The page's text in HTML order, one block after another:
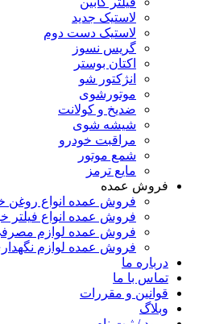
لاستیک جدید
لاستیک دست دوم
گریس نسوز
اکتان بوستر
انژکتور شو
موتورشوی
ضدیخ و کولانت
شیشه شوی
مراقبت خودرو
شمع موتور
مایع ترمز
فروش عمده
فروش عمده انواع روغن
فروش عمده انواع فیلتر
فروش عمده لوازم
فروش عمده لوازم
درباره ما
تماس با ما
قوانین و مقررات
وبلاگ